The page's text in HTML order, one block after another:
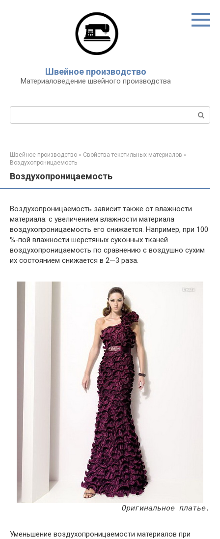
Швейное производство
Материаловедение швейного производства
Поиск:
Швейное производство » Свойства текстильных материалов »
Воздухопроницаемость
Воздухопроницаемость
Воздухопроницаемость зависит также от влажности
материала: с увеличением влажности материала
воздухопроницаемость его снижается. Например, при 100
%-пой влажности шерстяных суконных тканей
воздухопроницаемость по сравнению с воздушно сухим
их состоянием снижается в 2—3 раза.
Оригинальное платье.
Уменьшение воздухопроницаемости материалов при